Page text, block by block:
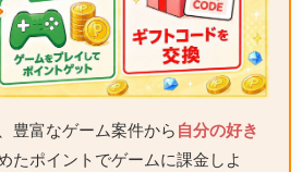
豊富なゲーム案件から 自分の好き
たポイントでゲームに課金しよ